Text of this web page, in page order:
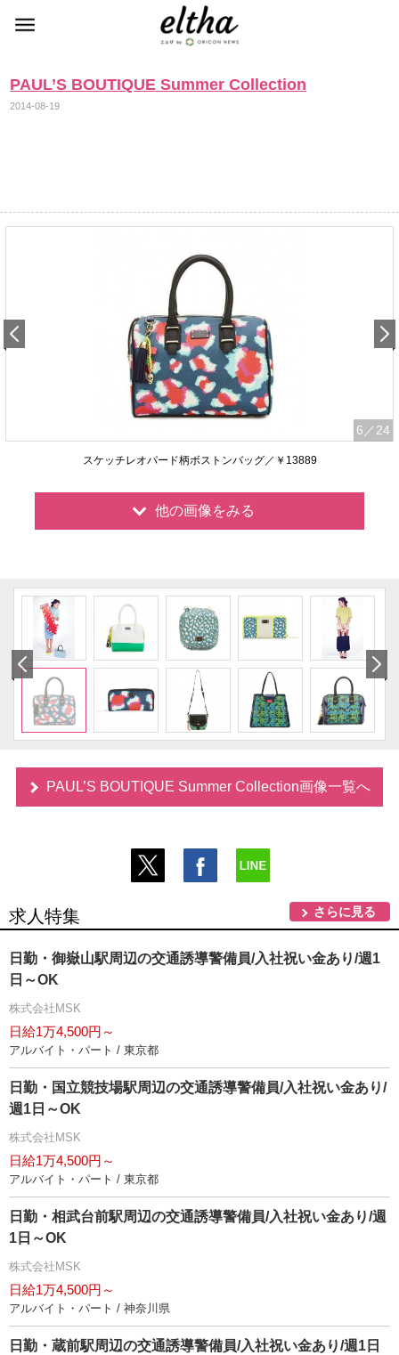
PAUL’S BOUTIQUE Summer Collection
2014-08-19
6 ／24
スケッチレオパード柄ボストンバッグ／￥13889
他の画像をみる
PAUL’S BOUTIQUE Summer Collection画像一覧へ
求人特集 さらに見る
日勤・御嶽山駅周辺の交通誘導警備員/入社祝い金あり/週1
日～OK
株式会社MSK
日給1万4,500円～
アルバイト・パート / 東京都
日勤・国立競技場駅周辺の交通誘導警備員/入社祝い金あり/
週1日～OK
株式会社MSK
日給1万4,500円～
アルバイト・パート / 東京都
日勤・相武台前駅周辺の交通誘導警備員/入社祝い金あり/週
1日～OK
株式会社MSK
日給1万4,500円～
アルバイト・パート / 神奈川県
日勤・蔵前駅周辺の交通誘導警備員/入社祝い金あり/週1日